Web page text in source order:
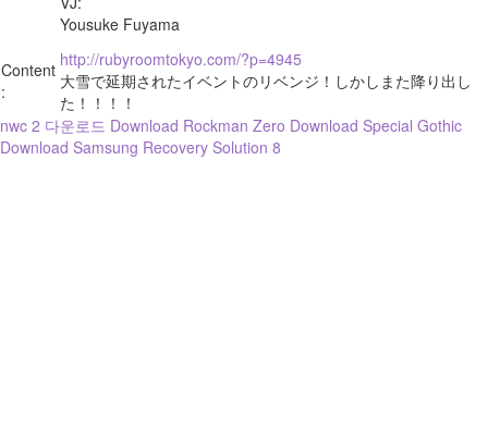
Yousuke Fuyama
Content
:
http://rubyroomtokyo.com/?p=4945
大雪で延期されたイベントのリベンジ！しかしまた降り出し
た！！！！
nwc 2 다운로드 Download Rockman Zero Download Special Gothic
Download Samsung Recovery Solution 8